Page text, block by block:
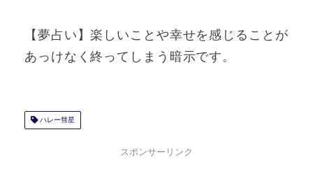
【夢占い】楽しいことや幸せを感じることが
あっけなく終ってしまう暗示です。
ハレー彗星
スポンサーリンク